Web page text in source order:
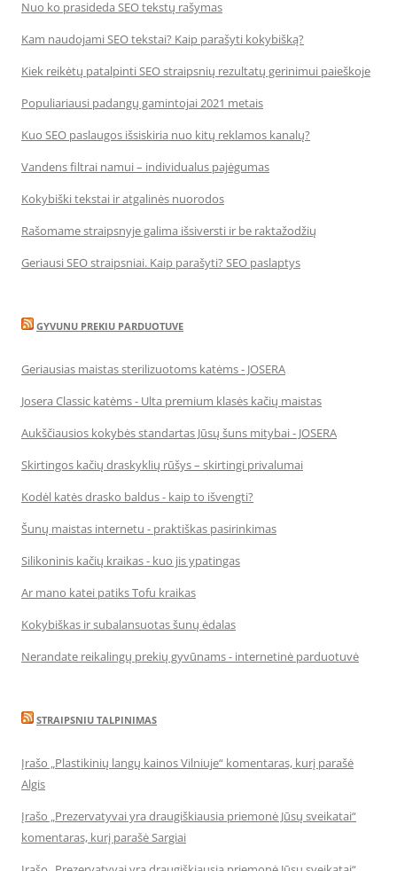
Nuo ko prasideda SEO tekstų rašymas
Kam naudojami SEO tekstai? Kaip parašyti kokybišką?
Kiek reikėtų patalpinti SEO straipsnių rezultatų gerinimui paieškoje
Populiariausi padangų gamintojai 2021 metais
Kuo SEO paslaugos išsiskiria nuo kitų reklamos kanalų?
Vandens filtrai namui – individualus pajėgumas
Kokybiški tekstai ir atgalinės nuorodos
Rašomame straipsnyje galima išsiversti ir be raktažodžių
Geriausi SEO straipsniai. Kaip parašyti? SEO paslaptys
GYVUNU PREKIU PARDUOTUVE
Geriausias maistas sterilizuotoms katėms - JOSERA
Josera Classic katėms - Ulta premium klasės kačių maistas
Aukščiausios kokybės standartas Jūsų šuns mitybai - JOSERA
Skirtingos kačių draskyklių rūšys – skirtingi privalumai
Kodėl katės drasko baldus - kaip to išvengti?
Šunų maistas internetu - praktiškas pasirinkimas
Silikoninis kačių kraikas - kuo jis ypatingas
Ar mano katei patiks Tofu kraikas
Kokybiškas ir subalansuotas šunų ėdalas
Nerandate reikalingų prekių gyvūnams - internetinė parduotuvė
STRAIPSNIU TALPINIMAS
Įrašo „Plastikinių langų kainos Vilniuje“ komentaras, kurį parašė
Algis
Įrašo „Prezervatyvai yra draugiškiausia priemonė Jūsų sveikatai“
komentaras, kurį parašė Sargiai